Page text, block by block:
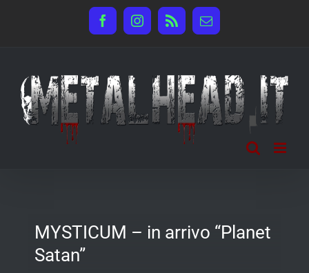
FacebookInstagram
Rss Email
MYSTICUM – in arrivo “Planet
Satan”